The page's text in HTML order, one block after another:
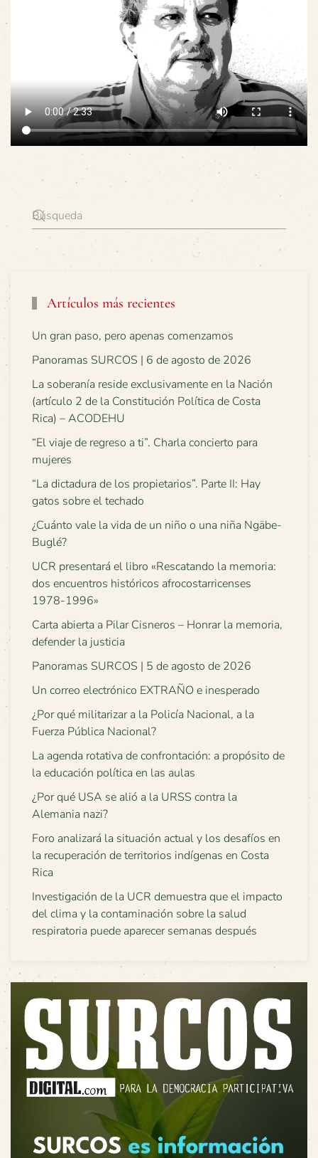
Artículos más recientes
Un gran paso, pero apenas comenzamos
Panoramas SURCOS | 6 de agosto de 2026
La soberanía reside exclusivamente en la Nación
(artículo 2 de la Constitución Política de Costa
Rica) – ACODEHU
“El viaje de regreso a ti”. Charla concierto para
mujeres
“La dictadura de los propietarios”. Parte II: Hay
gatos sobre el techado
¿Cuánto vale la vida de un niño o una niña Ngäbe-
Buglé?
UCR presentará el libro «Rescatando la memoria:
dos encuentros históricos afrocostarricenses
1978-1996»
Carta abierta a Pilar Cisneros – Honrar la memoria,
defender la justicia
Panoramas SURCOS | 5 de agosto de 2026
Un correo electrónico EXTRAÑO e inesperado
¿Por qué militarizar a la Policía Nacional, a la
Fuerza Pública Nacional?
La agenda rotativa de confrontación: a propósito de
la educación política en las aulas
¿Por qué USA se alió a la URSS contra la
Alemania nazi?
Foro analizará la situación actual y los desafíos en
la recuperación de territorios indígenas en Costa
Rica
Investigación de la UCR demuestra que el impacto
del clima y la contaminación sobre la salud
respiratoria puede aparecer semanas después